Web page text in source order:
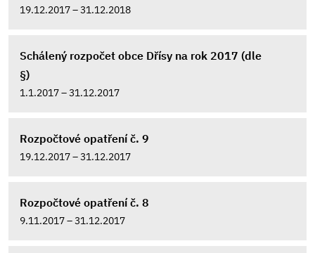
19.12.2017 – 31.12.2018
Schálený rozpočet obce Dřísy na rok 2017 (dle
§)
1.1.2017 – 31.12.2017
Rozpočtové opatření č. 9
19.12.2017 – 31.12.2017
Rozpočtové opatření č. 8
9.11.2017 – 31.12.2017